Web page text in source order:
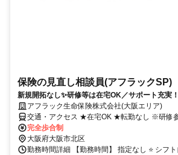
保険の見直し相談員(アフラックSP)
新規開拓なし✨研修等は在宅OK／サポート充実
アフラック生命保険株式会社(大阪エリア)
交通・アクセス ★在宅OK ★転勤なし ※研修
区」への出社あり
完全歩合制
大阪府大阪市北区
勤務時間詳細 【勤務時間】 指定なし ⭐ シフ